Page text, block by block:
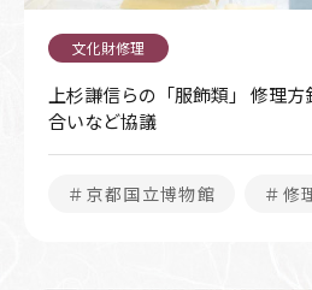
上杉謙信らの「服飾類」 修理
合いなど協議
＃京都国立博物館 ＃修